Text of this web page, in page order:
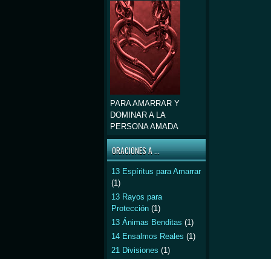
PARA AMARRAR Y
DOMINAR A LA
PERSONA AMADA
ORACIONES A ...
13 Espíritus para Amarrar
(1)
13 Rayos para
Protección (1)
13 Ánimas Benditas (1)
14 Ensalmos Reales (1)
21 Divisiones (1)